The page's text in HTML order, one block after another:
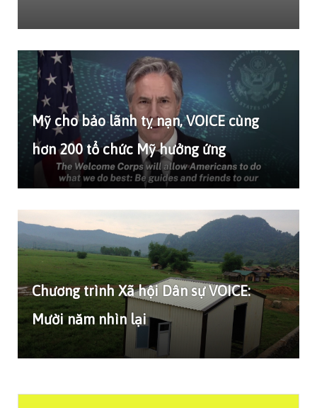
Mỹ cho bảo lãnh tỵ nạn, VOICE cùng
hơn 200 tổ chức Mỹ hưởng ứng
Chương trình Xã hội Dân sự VOICE:
Mười năm nhìn lại